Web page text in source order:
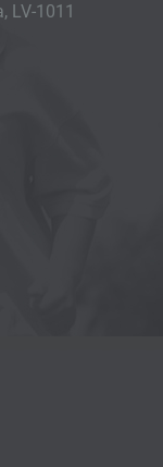
LV-1011